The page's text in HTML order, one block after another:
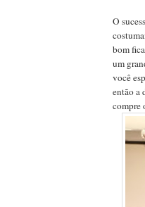
O
bom
um
você
então a
compre